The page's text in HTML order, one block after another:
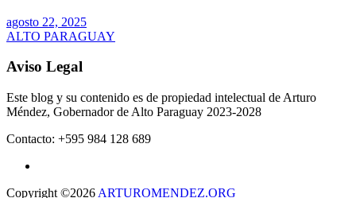
agosto 22, 2025
ALTO PARAGUAY
Aviso Legal
Este blog y su contenido es de propiedad intelectual de Arturo
Méndez, Gobernador de Alto Paraguay 2023-2028
Contacto: +595 984 128 689
Copyright ©2026 ARTUROMENDEZ.ORG